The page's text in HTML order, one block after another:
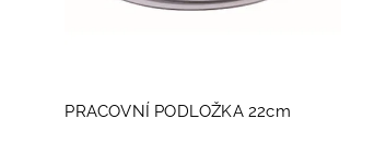
PRACOVNÍ PODLOŽKA 22cm